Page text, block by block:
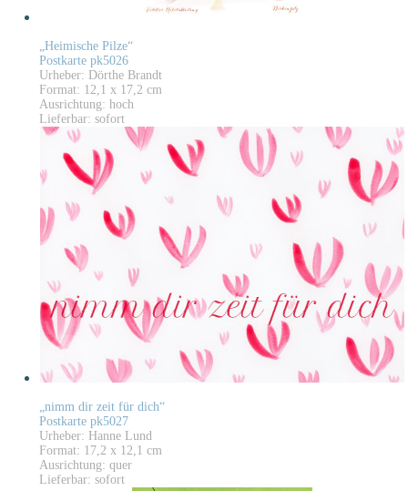
„Heimische Pilze“
Postkarte pk5026
Urheber: Dörthe Brandt
Format: 12,1 x 17,2 cm
Ausrichtung: hoch
Lieferbar: sofort
„nimm dir zeit für dich“
Postkarte pk5027
Urheber: Hanne Lund
Format: 17,2 x 12,1 cm
Ausrichtung: quer
Lieferbar: sofort